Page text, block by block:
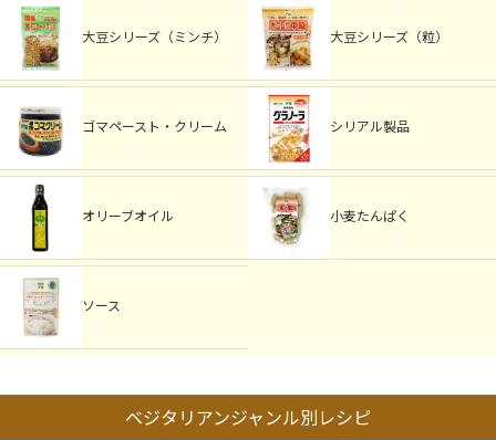
大豆シリーズ（ミンチ） 大豆シリーズ（粒）
ゴマペースト・クリーム シリアル製品
オリーブオイル 小麦たんぱく
ソース
ベジタリアンジャンル別レシピ